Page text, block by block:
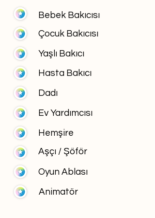
Bebek Bakıcısı
Çocuk Bakıcısı
Yaşlı Bakıcı
Hasta Bakıcı
Dadı
Ev Yardımcısı
Hemşire
Aşçı / Şöför
Oyun Ablası
Animatör